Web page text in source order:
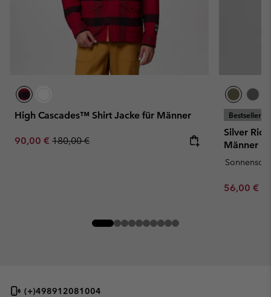
High Cascades™ Shirt Jacke für Männer
Sale price:
90,00 € Regular price:
180,00 €
Bestseller
Silver
Männer
Minimum
56,00 €
(+)498912081004